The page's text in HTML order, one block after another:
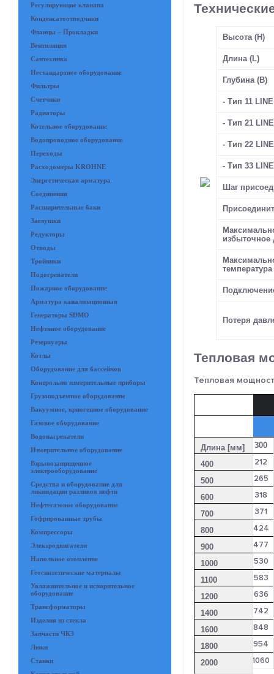
Регулирующие клапана
Конденсатоотводчики
Фланцы – Прокладки
Вентиляция
Сантехника
Нестандартное оборудование
Фильтры
Счетчики
Радиаторы
Котельное оборудование
Водопроводное оборудование
Переходы
Расходомеры KROHNE
Энергетическая арматура
Соединения
Расширительные баки
Заглушки
Редукторы
Отводы
Тройники
Подогреватели
Пожарное оборудование
Арматура канализационная
Генераторы SDMO
Нефтяное оборудование
Резервуары
Котлы
Оборудование для бассейнов
Контрольно измерительные приборы
Грузоподъемное оборудование
Вакуумное, криогенное оборудование
Газовое оборудование
Водонагреватели
Измерительное оборудование
Взрывозащищенное
электрооборудование
Средства и оборудование для
ликвидации разливов нефти
Нефтегазовое оборудование
Гофрированные трубы
Компрессоры
Электродвигатели
Напольное отопление
Геосинтетические материалы
Увлажнительное и испарительное
оборудование
Трансформаторы
Изделия из стекла
Запчасти ЧКЗ
Люки
Станки
Высота (H)
Длина (L)
Глубина (B)
- Тип 11
- Тип 21
- Тип 22
- Тип 33
Шаг
избыточное
температура
Потеря
Тепловая
Тепловая
Длина [мм] 300
400 212
500 265
600 318
700 371
800 424
900 477
1000 530
1100 583
1200 636
1400 742
1600 848
1800 954
2000 1060